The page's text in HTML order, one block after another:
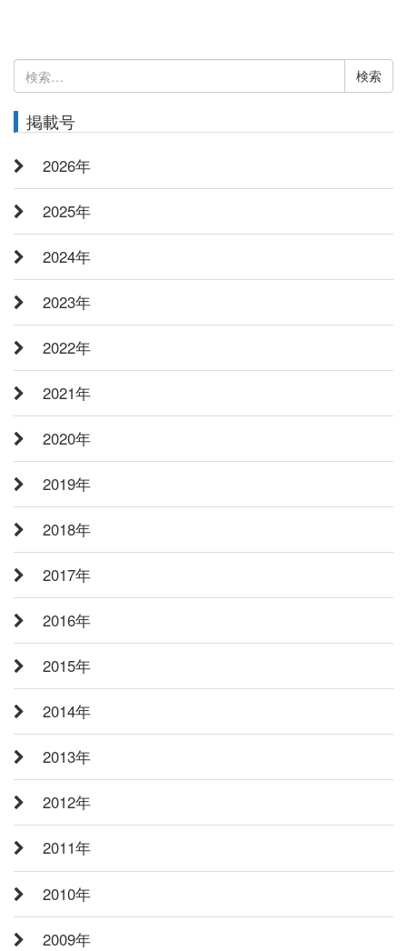
検
索:
掲載号
2026年
2025年
2024年
2023年
2022年
2021年
2020年
2019年
2018年
2017年
2016年
2015年
2014年
2013年
2012年
2011年
2010年
2009年